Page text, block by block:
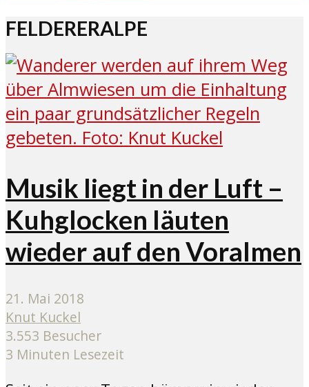
FELDERERALPE
Musik liegt in der Luft –
Kuhglocken läuten
wieder auf den Voralmen
21. Mai 2018
Knut Kuckel
3.553 Besucher
3 Minuten Lesezeit